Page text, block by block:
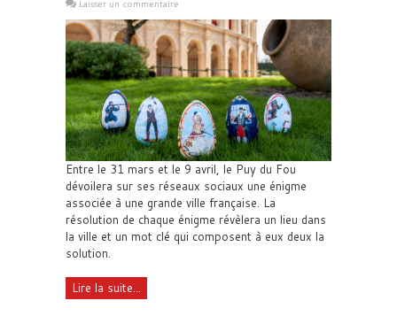
Laisser un commentaire
Entre le 31 mars et le 9 avril, le Puy du Fou
dévoilera sur ses réseaux sociaux une énigme
associée à une grande ville française. La
résolution de chaque énigme révèlera un lieu dans
la ville et un mot clé qui composent à eux deux la
solution.
Lire la suite...